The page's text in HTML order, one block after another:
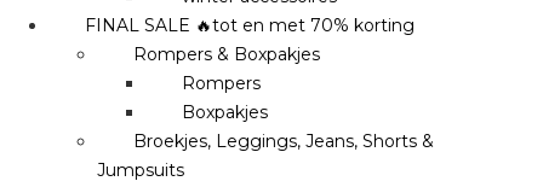
FINAL SALE 🔥tot en met 70% korting
Rompers & Boxpakjes
Rompers
Boxpakjes
Broekjes, Leggings, Jeans, Shorts &
Jumpsuits